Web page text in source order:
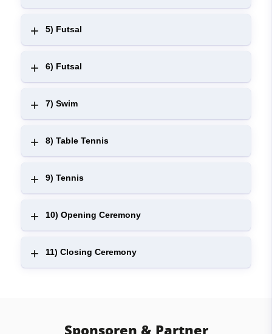
5) Futsal
6) Futsal
7) Swim
8) Table Tennis
9) Tennis
10) Opening Ceremony
11) Closing Ceremony
Sponsoren & Partner